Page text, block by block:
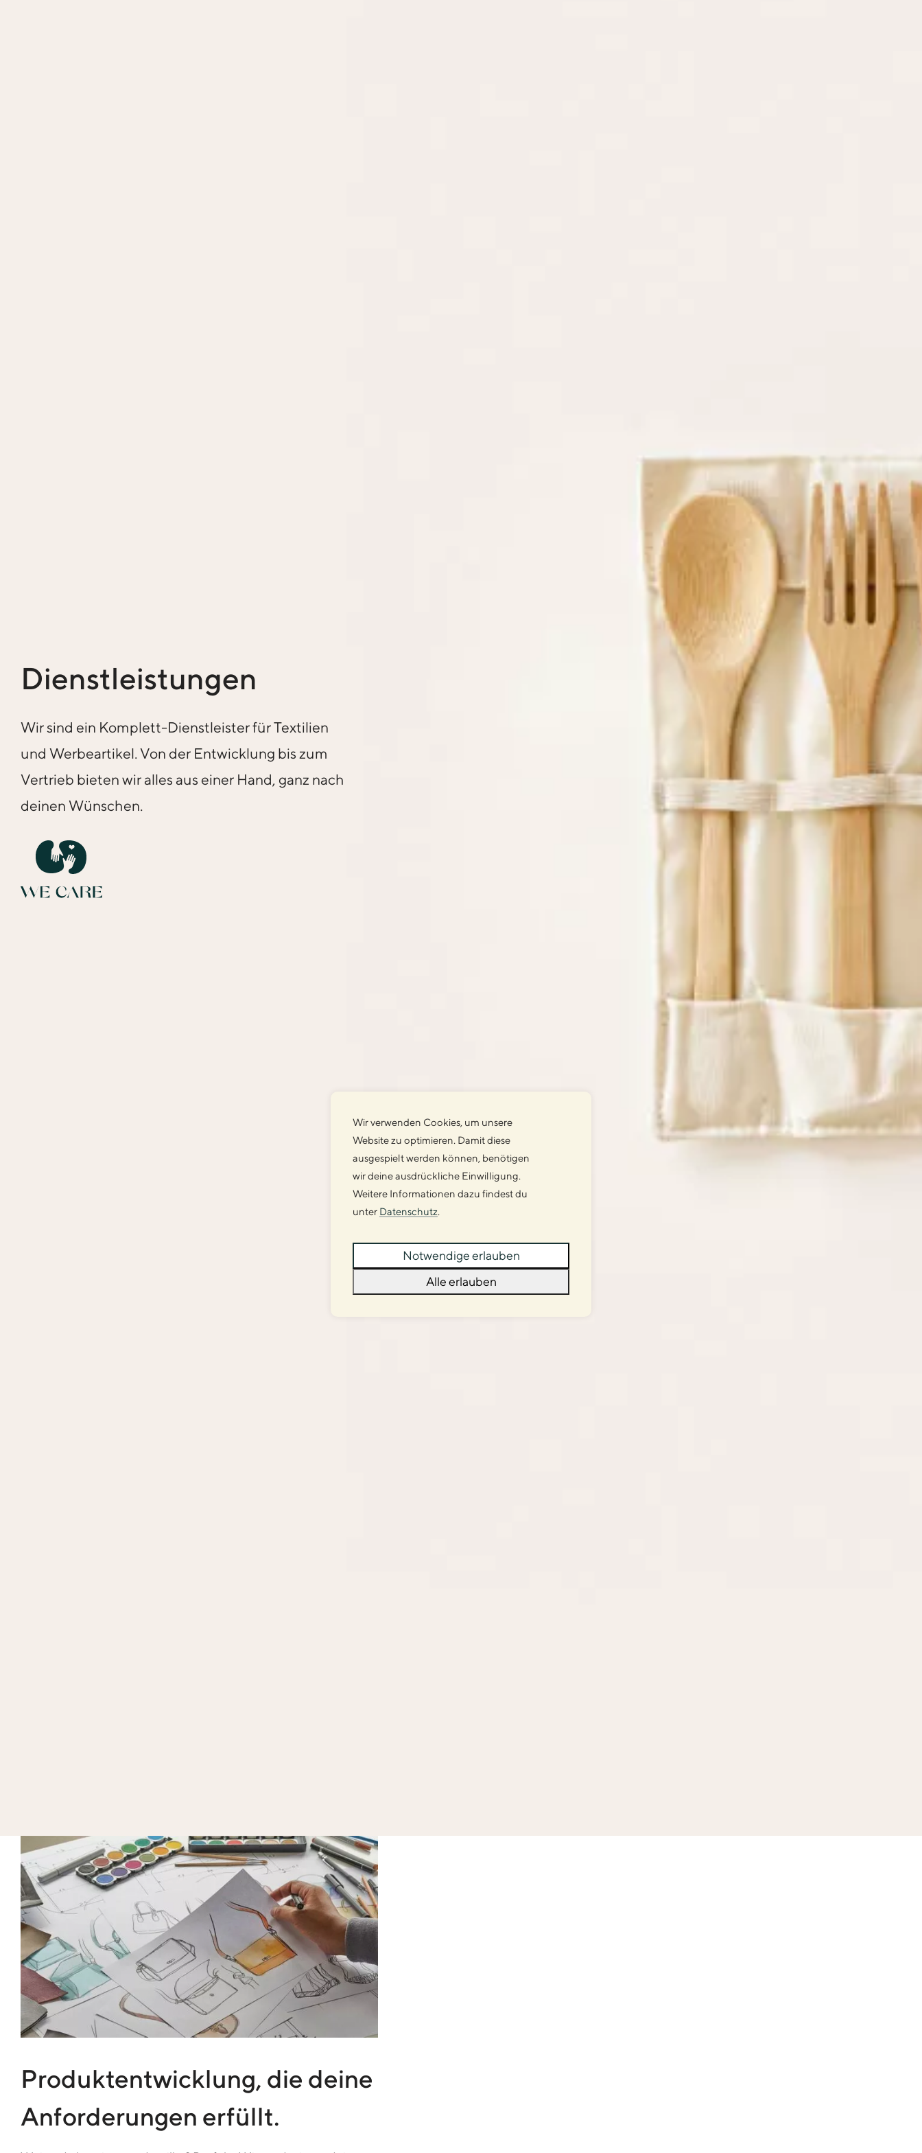
Dienstleistungen
Wir sind ein Komplett-Dienstleister für Textilien
und Werbeartikel. Von der Entwicklung bis zum
Vertrieb bieten wir alles aus einer Hand, ganz nach
deinen Wünschen.
We Care Logo
Produktentwicklung, die deine
Anforderungen erfüllt.
Wir verwenden Cookies, um unsere
Website zu optimieren. Damit diese
ausgespielt werden können, benötigen
wir deine ausdrückliche Einwilligung.
Weitere Informationen dazu findest du
unter Datenschutz.
Notwendige erlauben
Alle erlauben